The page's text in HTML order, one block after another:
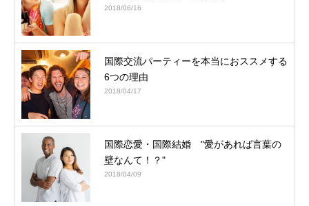
2018/06/16
国際交流パーティーを本当におススメする
6つの理由
2018/04/17
国際恋愛・国際結婚 "愛があれば言葉の
壁なんて！？"
2018/04/09